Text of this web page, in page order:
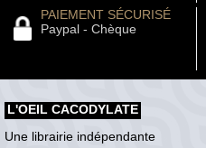
PAIEMENT SÉCURISÉ
Paypal - Chèque
L'OEIL CACODYLATE
Une librairie indépendante